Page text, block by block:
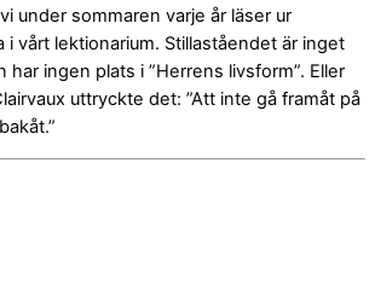
under sommaren varje år läser ur
i vårt lektionarium. Stillaståendet är inget
har ingen plats i ”Herrens livsform”. Eller
uttryckte det: ”Att inte gå framåt på